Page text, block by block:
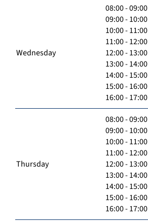
Wednesday
08:00 - 09:00
09:00 - 10:00
10:00 - 11:00
11:00 - 12:00
12:00 - 13:00
13:00 - 14:00
14:00 - 15:00
15:00 - 16:00
16:00 - 17:00
Thursday
08:00 - 09:00
09:00 - 10:00
10:00 - 11:00
11:00 - 12:00
12:00 - 13:00
13:00 - 14:00
14:00 - 15:00
15:00 - 16:00
16:00 - 17:00